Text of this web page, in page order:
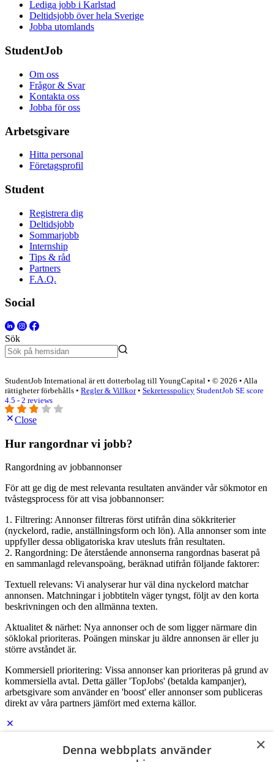
Lediga jobb i Karlstad
Deltidsjobb över hela Sverige
Jobba utomlands
StudentJob
Om oss
Frågor & Svar
Kontakta oss
Jobba för oss
Arbetsgivare
Hitta personal
Företagsprofil
Student
Registrera dig
Deltidsjobb
Sommarjobb
Internship
Tips & råd
Partners
F.A.Q.
Social
Sök
StudentJob International är ett dotterbolag till YoungCapital • © 2026 • Alla
rättigheter förbehålls • Regler & Villkor• Sekretesspolicy StudentJob SE score
4.5 - 2 reviews
Close
Hur rangordnar vi jobb?
Rangordning av jobbannonser
För att ge dig de mest relevanta resultaten använder vår sökmotor en
tvåstegsprocess för att visa jobbannonser:
1. Filtrering: Annonser filtreras först utifrån dina sökkriterier
(nyckelord, radie, anställningsform och lön). Alla annonser som inte
uppfyller dessa obligatoriska krav utesluts från resultaten.
2. Rangordning: De återstående annonserna rangordnas baserat på
en sammanlagd relevanspoäng, beräknad utifrån följande faktorer:
Textuell relevans: Vi analyserar hur väl dina nyckelord matchar
annonsen. Matchningar i jobbtiteln väger tyngst, följt av den korta
beskrivningen och den allmänna texten.
Aktualitet & närhet: Nya annonser och de som ligger närmare din
söklokal prioriteras. Poängen minskar ju äldre annonsen är eller ju
större avståndet är.
Kommersiell prioritering: Vissa annonser kan prioriteras på grund av
kommersiella avtal. Detta gäller 'TopJobs' (betalda kampanjer),
arbetsgivare som använder en 'boost' eller annonser som publiceras
direkt av våra partners jämfört med externa källor.
Logga in som företag ×
Denna webbplats använder